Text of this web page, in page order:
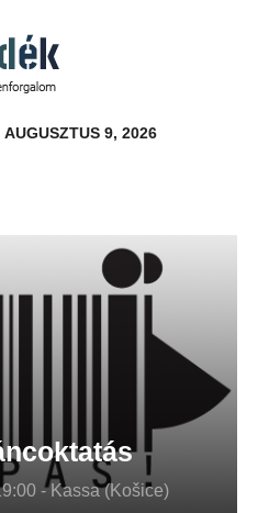
AUGUSZTUS 9, 2026
- Kassa (Košice)